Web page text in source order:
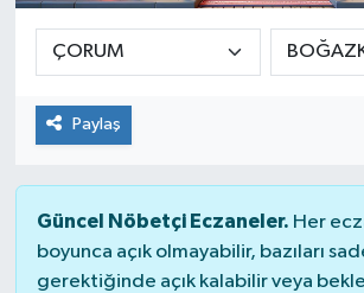
Paylaş
Güncel Nöbetçi Eczaneler. Her
boyunca açık olmayabilir, bazıları
gerektiğinde açık kalabilir veya